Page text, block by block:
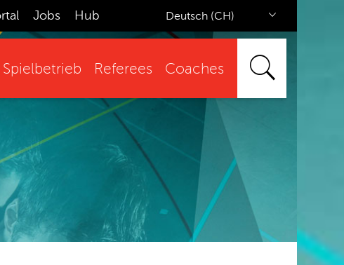
Jobs Hub Deutsch (CH)
Spielbetrieb Referees Coaches